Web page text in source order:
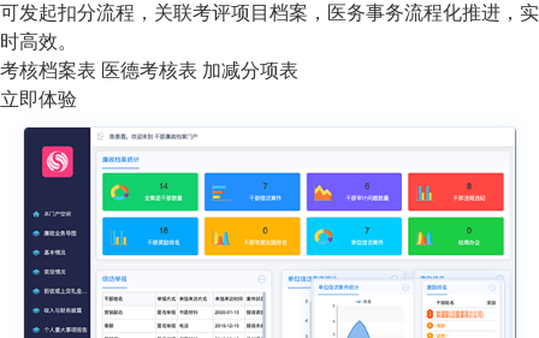
可发起扣分流程，关联考评项目档案，医务事务流程化推进，实
时高效。
考核档案表 医德考核表 加减分项表
立即体验